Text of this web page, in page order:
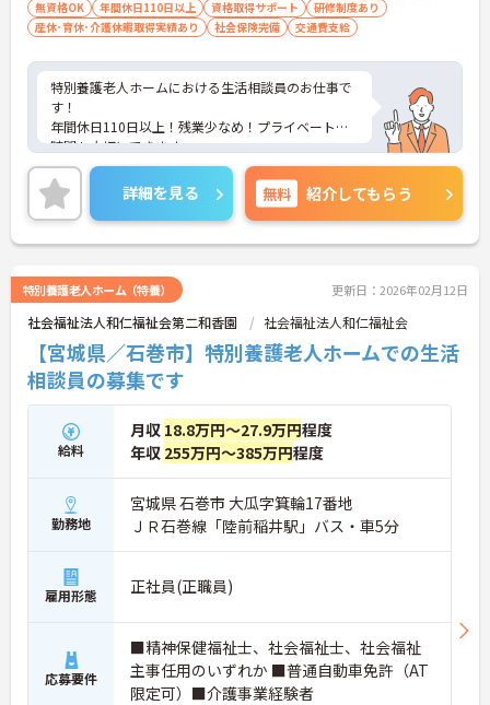
無資格OK
年間休日110日以上 資格取得サポート
研修制度あり
産休･育休･介護休暇取得実績あり
社会保険完備 交通費支給
特別養護老人ホームにおける生活相談員のお仕事で
す！
年間休日110日以上！残業少なめ！プライベートな
時間も大切にできます。
最寄り駅から徒歩10分！無料駐車場完備でマイカー
通勤希望の方も安心！
ご興味ある方には、面接のポイントなど、さらに詳
細をお話致しますのでお気軽にご相談ください。
詳細を見る 無料 紹介してもらう
特別養護老人ホーム（特養） 更新日：2026年02月12日
社会福祉法人和仁福祉会第二和香園 社会福祉法人和仁福祉会
【宮城県／石巻市】特別養護老人ホームでの生活
相談員の募集です
給料
月収 18.8万円～27.9万円程度
年収 255万円～385万円程度
勤務地
宮城県 石巻市 大瓜字箕輪17番地
ＪＲ石巻線「陸前稲井駅」バス・車5分
雇用形態 正社員(正職員)
応募要件
■精神保健福祉士、社会福祉士、社会福祉
主事任用のいずれか ■普通自動車免許（AT
限定可）■介護事業経験者